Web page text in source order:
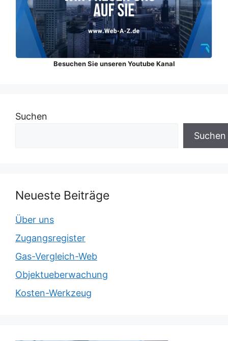
Besuchen Sie unseren Youtube Kanal
Suchen
Suchen
Neueste Beiträge
Über uns
Zugangsregister
Gas-Vergleich-Web
Objektueberwachung
Kosten-Werkzeug